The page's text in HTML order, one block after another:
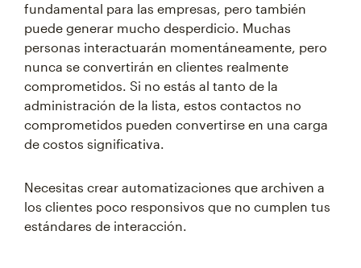
fundamental para las empresas, pero también
puede generar mucho desperdicio. Muchas
personas interactuarán momentáneamente, pero
nunca se convertirán en clientes realmente
comprometidos. Si no estás al tanto de la
administración de la lista, estos contactos no
comprometidos pueden convertirse en una carga
de costos significativa.
Necesitas crear automatizaciones que archiven a
los clientes poco responsivos que no cumplen tus
estándares de interacción.